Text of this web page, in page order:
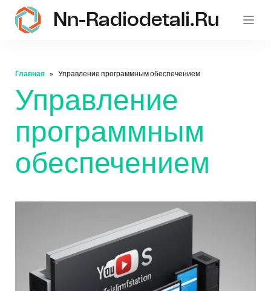
Nn-Radiodetali.ru
Главная Управление программным обеспечением
Управление
программным
обеспечением